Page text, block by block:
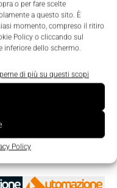
o per fare scelte
a questo sito. È
momento, compreso il ritiro
Policy o cliccando sul
inferiore dello schermo.
di più su questi scopi
Policy